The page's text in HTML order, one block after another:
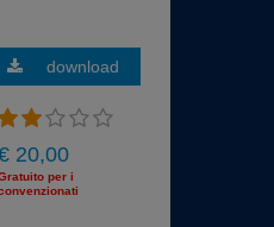
download
20,00
per i